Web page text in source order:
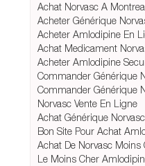
Achat Norvasc A
Acheter Générique
Acheter Amlodipine En
Achat Medicament
Acheter Amlodipine
Commander Générique
Commander Générique
Norvasc Vente En Ligne
Achat Générique
Bon Site Pour Achat
Achat De Norvasc Moins
Le Moins Cher